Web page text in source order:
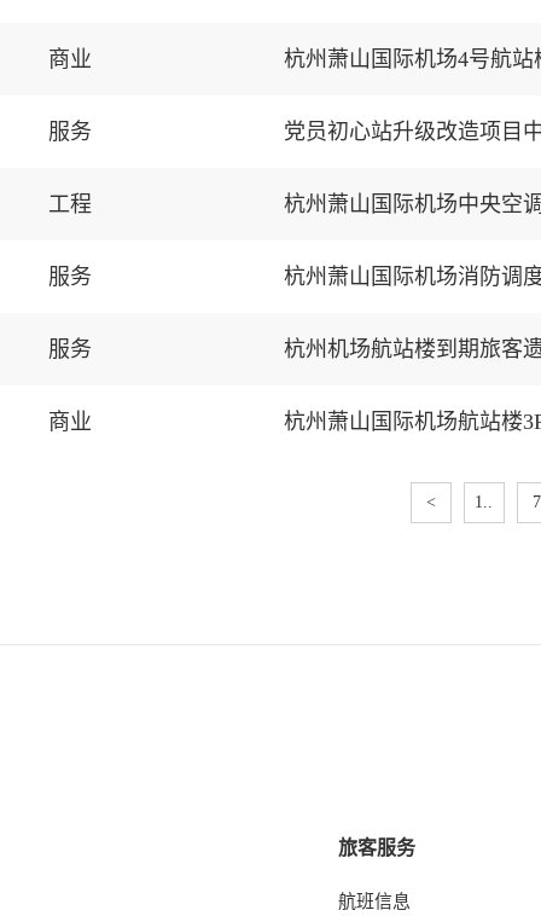
商业
服务 党员初心站升级改造项目
工程 杭州萧山国际机场中央空
服务 杭州萧山国际机场消防调
服务 杭州机场航站楼到期旅客
商业 杭州萧山国际机场航站楼
< 1.. 7
旅客服务
航班信息